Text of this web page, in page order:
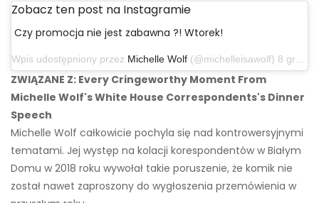
Zobacz ten post na Instagramie
Czy promocja nie jest zabawna ?! Wtorek!
Wpis udostępniony przez Michelle Wolf (@michelleisawolf) 8 grudnia 2019 o 17:29 czasu PST
ZWIĄZANE Z: Every Cringeworthy Moment From
Michelle Wolf's White House Correspondents's Dinner
Speech
Michelle Wolf całkowicie pochyla się nad kontrowersyjnymi
tematami. Jej występ na kolacji korespondentów w Białym
Domu w 2018 roku wywołał takie poruszenie, że komik nie
został nawet zaproszony do wygłoszenia przemówienia w